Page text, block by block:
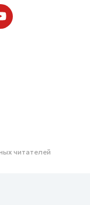
Youtube
читателей